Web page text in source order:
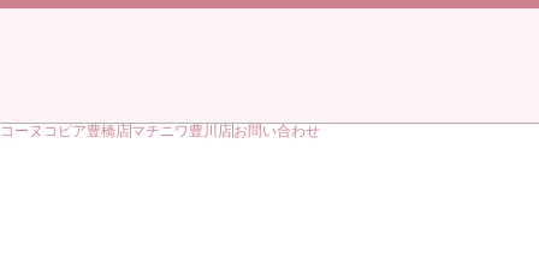
コーヌコピア豊橋店マチニワ豊川店お問い合わせ